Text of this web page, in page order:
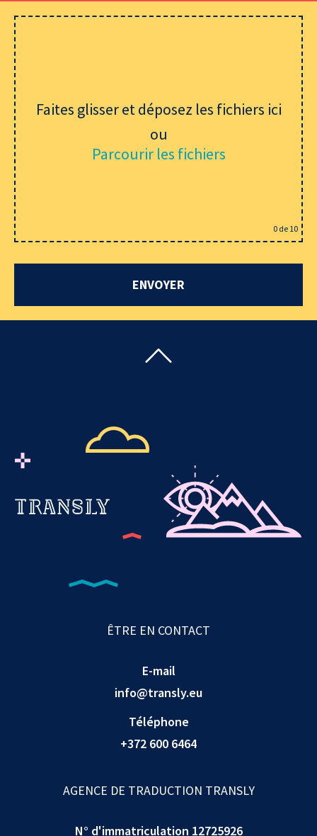
Faites glisser et déposez les fichiers ici
ou
Parcourir les fichiers
0 de 10
ÊTRE EN CONTACT
E-mail
info@transly.eu
Téléphone
+372 600 6464
AGENCE DE TRADUCTION TRANSLY
N° d'immatriculation 12725926